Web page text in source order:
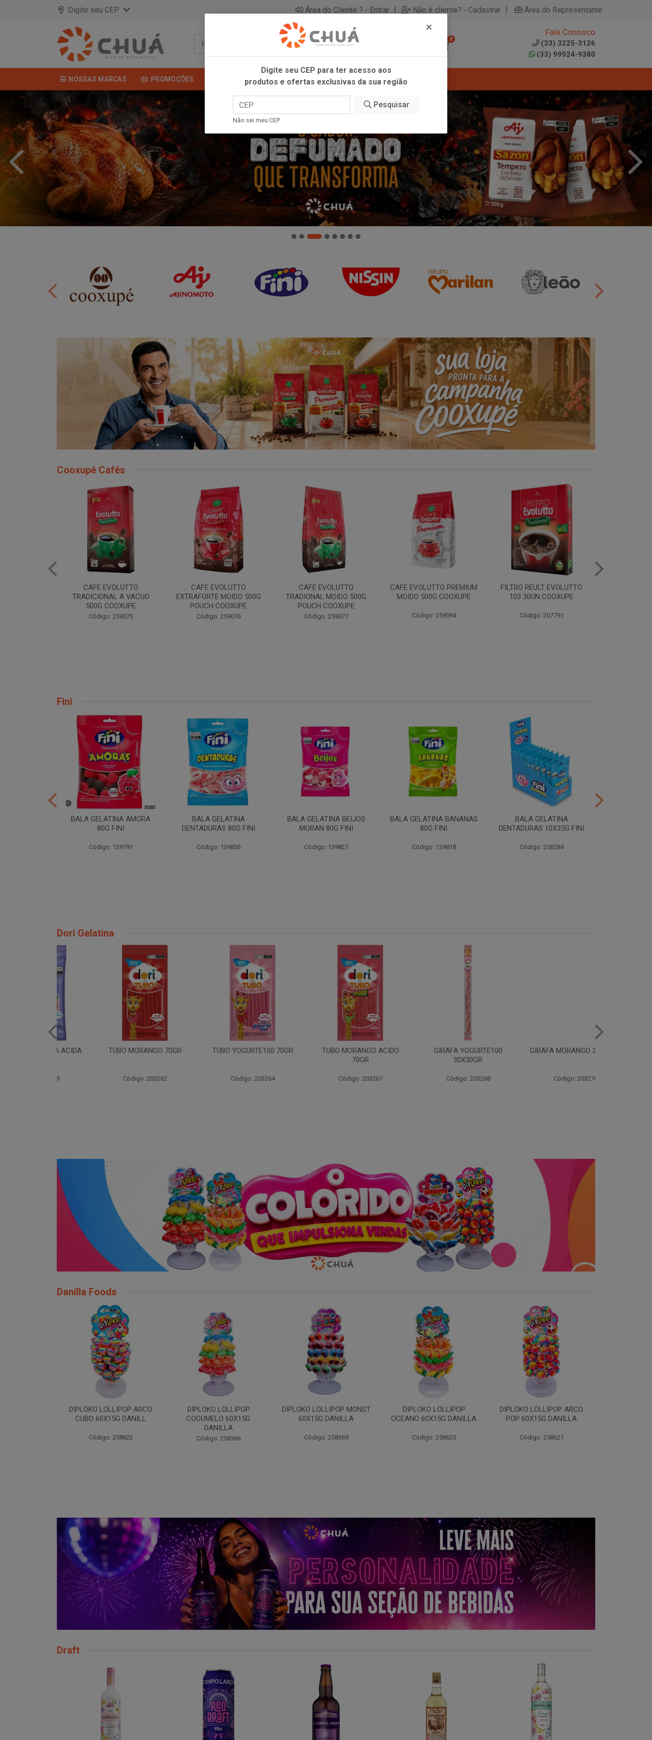
Digite seu CEP Área do Cliente ? - Entrar | Não é cliente? - Cadastrar | Área do Representante
0
Fale Conosco
(33) 3225-3126
(33) 99924-9380
NOSSAS MARCAS PROMOÇÕES
Cooxupé Cafés
CAFE EVOLUTTO
EXTRAFORTE MOIDO 500G
POUCH COOXUPE
Código: 259076
CAFE EVOLUTTO
TRADIONAL MOIDO 500G
POUCH COOXUPE
Código: 259077
CAFE EVOLUTTO PREMIUM
MOIDO 500G COOXUPE
Código: 259094
FILTRO REULT EVOLUTTO
103 30UN COOXUPE
Código: 207791
FILTRO PAPEL EVOLUTTO
102 30UN COOXUPE
Código: 259097
Fini
BALA GELATINA AMORA
80G FINI
Código: 139791
BALA GELATINA
DENTADURAS 80G FINI
Código: 139836
BALA GELATINA BEIJOS
MORAN 80G FINI
Código: 139827
BALA GELATINA BANANAS
80G FINI
Código: 139818
BALA GELATINA
DENTADURAS 10X35G FINI
Código: 256284
Dori Gelatina
TUBO MORANGO 70GR
Código: 203262
TUBO YOGURTE100 70GR
Código: 203264
TUBO MORANGO ACIDO
Código: 203261
GIRAFA YOGURTE100
Código: 203268
GIRAFA MORANGO 30X30GR
Código: 203270
Danilla Foods
DIPLOKO LOLLIPOP
COGUMELO 60X15G
Código: 258366
DIPLOKO LOLLIPOP MONST
60X15G DANILLA
Código: 258369
DIPLOKO LOLLIPOP
OCEANO 60X15G DANILLA
Código: 258620
DIPLOKO LOLLIPOP ARCO
POP 60X15G DANILLA
Código: 258621
DIPLOKO LOLLIPOP ARCO
CUBO 60X15G DANILL
Código: 258622
Draft
×
Digite seu CEP para ter acesso aos
produtos e ofertas exclusivas da sua região
Pesquisar
Não sei meu CEP